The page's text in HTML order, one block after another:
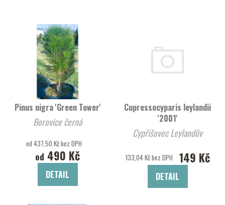
Pinus nigra 'Green Tower'
Borovice černá
od 437,50 Kč bez DPH
od 490 Kč
DETAIL
Cupressocyparis leylandii
'2001'
Cypřišovec Leylandův
133,04 Kč bez DPH 149 Kč
DETAIL